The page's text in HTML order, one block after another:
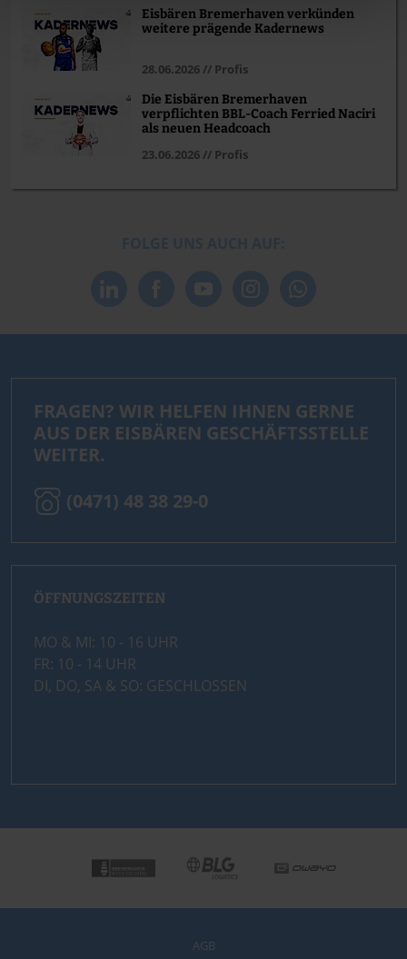
Eisbären Bremerhaven verkünden
weitere prägende Kadernews
28.06.2026 // Profis
Die Eisbären Bremerhaven
verpflichten BBL-Coach Ferried Naciri
als neuen Headcoach
23.06.2026 // Profis
FRAGEN? WIR HELFEN IHNEN GERNE
AUS DER EISBÄREN GESCHÄFTSSTELLE
WEITER.
(0471) 48 38 29-0
ÖFFNUNGSZEITEN
MO & MI: 10 - 16 UHR
FR: 10 - 14 UHR
DI, DO, SA & SO: GESCHLOSSEN
AGB